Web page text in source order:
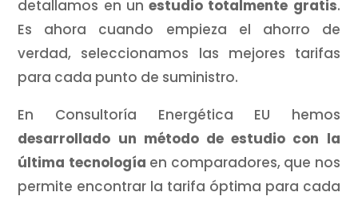
detallamos en unestudio totalmente gratis.
Es ahora cuando empieza el ahorro de
verdad, seleccionamos las mejores tarifas
para cada punto de suministro.
En Consultoría Energética EU hemos
desarrollado un método de estudio con la
última tecnología en comparadores, que nos
permite encontrar la tarifa óptima para cada